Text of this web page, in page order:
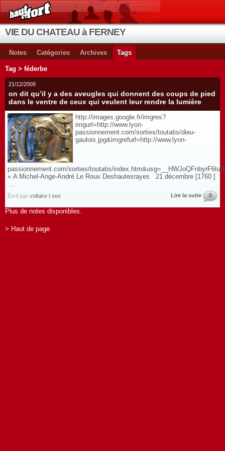
VIE DU CHATEAU à FERNEY
Notes Catégories Archives Tags
Tag > féderbe
21/12/2009
on dit qu’il y a des aveugles qui donnent des coups de pied
dans le ventre de ceux qui veulent leur rendre la lumière
http://images.google.fr/imgres?
imgurl=http://www.lyon-
passionnement.com/sorties/toutatis/dieu-
gaulois.jpg&imgrefurl=http://www.lyon-
passionnement.com/sorties/toutatis/
« A Michel-Ange-André Le Roux Deshautesrayes 21 décembre [1760 ]
Écrit par voltaire I see Lire la suite 0
Plus de notes disponibles.
> Haut de page